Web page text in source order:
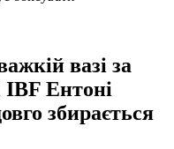
вазі за
IBF Ентоні
збирається